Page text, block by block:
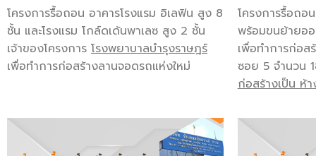
โครงการรื้อถอน อาคารโรงแรม อิเลฟิน สูง 8
ชั้น และโรงแรม โกล์ดเด้นพาเลซ สูง 2 ชั้น
เจ้าของโครงการ โรงพยาบาลบำรุงราษฎร์
เพื่อทำการก่อสร้างลานจอดรถแห่งใหม่
โครงการรื้อถอ
พร้อมขนย้ายอ
เพื่อทำการก่อส
ซอย 5 จำนวน
ก่อสร้างเป็น ห้